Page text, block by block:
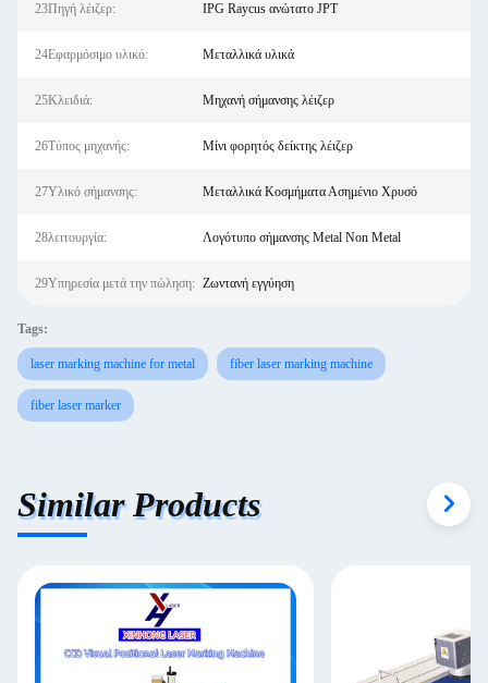
23Πηγή λέιζερ: IPG Raycus ανώτατο JPT
24Εφαρμόσιμο υλικό: Μεταλλικά υλικά
25Κλειδιά: Μηχανή σήμανσης λέιζερ
26Τύπος μηχανής: Μίνι φορητός δείκτης λέιζερ
27Υλικό σήμανσης: Μεταλλικά Κοσμήματα Ασημένιο Χρυσό
28λειτουργία: Λογότυπο σήμανσης Metal Non Metal
29Υπηρεσία μετά την πώληση: Ζωντανή εγγύηση
Tags:
laser marking machine for metal fiber laser marking machine
fiber laser marker
Similar Products